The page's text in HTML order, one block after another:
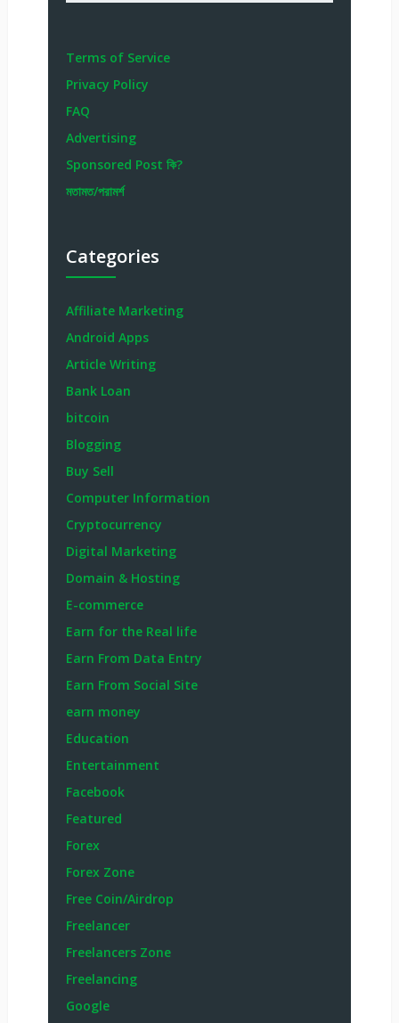
Terms of Service
Privacy Policy
FAQ
Advertising
Sponsored Post কি?
মতামত/পরামর্শ
Categories
Affiliate Marketing
Android Apps
Article Writing
Bank Loan
bitcoin
Blogging
Buy Sell
Computer Information
Cryptocurrency
Digital Marketing
Domain & Hosting
E-commerce
Earn for the Real life
Earn From Data Entry
Earn From Social Site
earn money
Education
Entertainment
Facebook
Featured
Forex
Forex Zone
Free Coin/Airdrop
Freelancer
Freelancers Zone
Freelancing
Google